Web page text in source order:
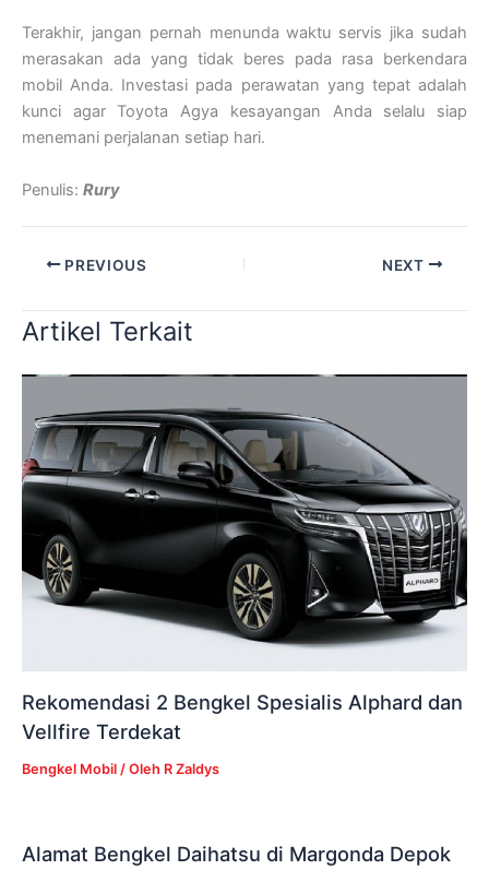
Terakhir, jangan pernah menunda waktu servis jika sudah
merasakan ada yang tidak beres pada rasa berkendara
mobil Anda. Investasi pada perawatan yang tepat adalah
kunci agar Toyota Agya kesayangan Anda selalu siap
menemani perjalanan setiap hari.
Penulis: Rury
PREVIOUS NEXT
Artikel Terkait
Rekomendasi 2 Bengkel Spesialis Alphard dan
Vellfire Terdekat
Bengkel Mobil / Oleh R Zaldys
Alamat Bengkel Daihatsu di Margonda Depok